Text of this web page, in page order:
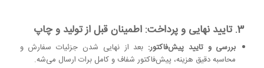
3. تایید نهایی و پرداخت: اطمینان قبل از تولید و چاپ
بررسی و تایید پیش‌فاکتور: بعد از نهایی شدن جزئیات سفارش و
محاسبه دقیق هزینه، پیش‌فاکتور شفاف و کامل برات ارسال می‌شه.